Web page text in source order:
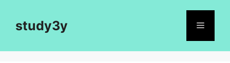
contentstudy3y Menu